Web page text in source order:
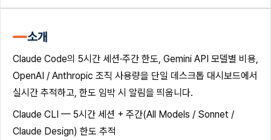
소개
Claude Code의 5시간 세션·주간 한도, Gemini API 모델별 비용,
OpenAI / Anthropic 조직 사용량을 단일 데스크톱 대시보드에서
실시간 추적하고, 한도 임박 시 알림을 띄웁니다.
Claude CLI — 5시간 세션 + 주간(All Models / Sonnet /
Claude Design) 한도 추적